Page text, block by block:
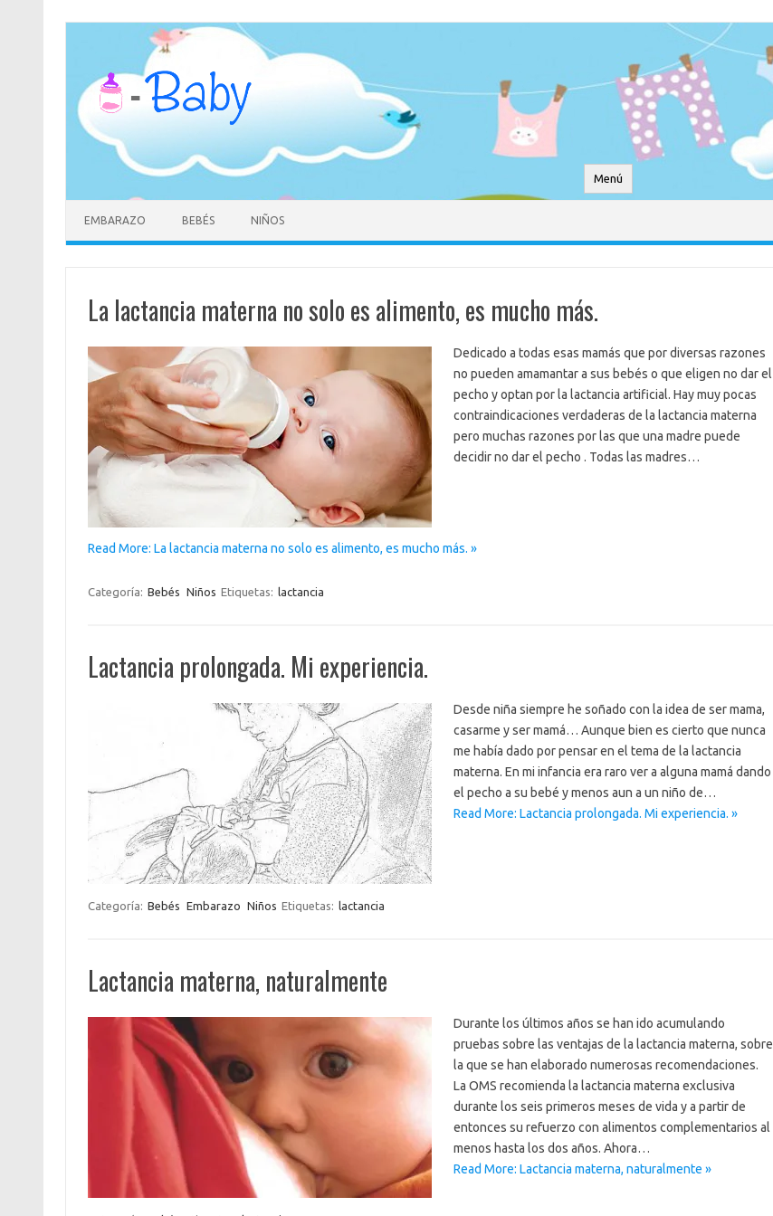
Saltar
Menú
EMBARAZO BEBÉS NIÑOS
La lactancia materna no solo es alimento, es mucho más.
Dedicado a todas esas mamás que por diversas razones
no pueden amamantar a sus bebés o que eligen no dar el
pecho y optan por la lactancia artificial. Hay muy pocas
contraindicaciones verdaderas de la lactancia materna
pero muchas razones por las que una madre puede
decidir no dar el pecho . Todas las madres…
Read More: La lactancia materna no solo es alimento, es mucho más. »
Categoría: Bebés Niños Etiquetas: lactancia
Lactancia prolongada. Mi experiencia.
Desde niña siempre he soñado con la idea de ser mama,
casarme y ser mamá… Aunque bien es cierto que nunca
me había dado por pensar en el tema de la lactancia
materna. En mi infancia era raro ver a alguna mamá dando
el pecho a su bebé y menos aun a un niño de…
Read More: Lactancia prolongada. Mi experiencia. »
Categoría: Bebés Embarazo Niños Etiquetas: lactancia
Lactancia materna, naturalmente
Durante los últimos años se han ido acumulando
pruebas sobre las ventajas de la lactancia materna, sobre
la que se han elaborado numerosas recomendaciones.
La OMS recomienda la lactancia materna exclusiva
durante los seis primeros meses de vida y a partir de
entonces su refuerzo con alimentos complementarios al
menos hasta los dos años. Ahora…
Read More: Lactancia materna, naturalmente »